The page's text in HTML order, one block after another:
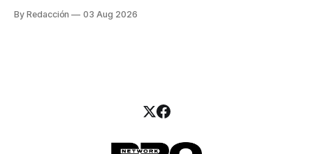
artesanal, ingredientes de calidad y experiencias que
By Redacción 03 Aug 2026